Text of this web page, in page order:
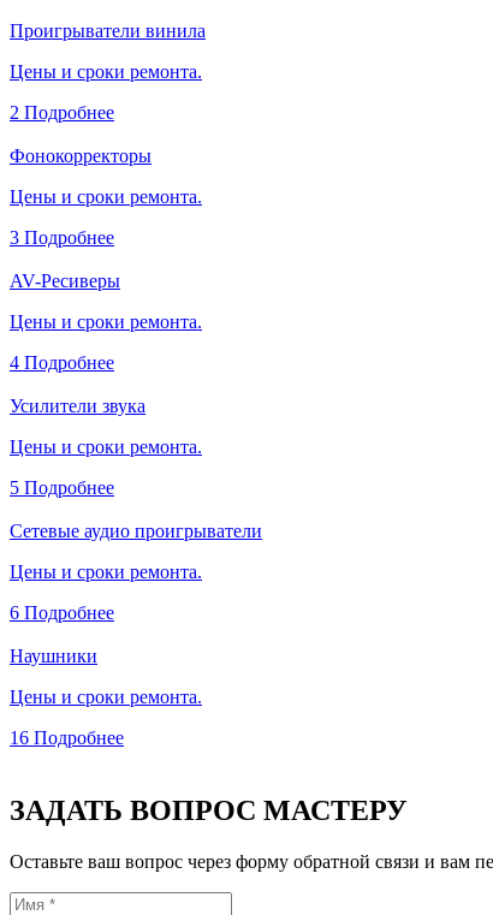
Проигрыватели винила
Цены и сроки ремонта.
2 Подробнее
Фонокорректоры
Цены и сроки ремонта.
3 Подробнее
AV-Ресиверы
Цены и сроки ремонта.
4 Подробнее
Усилители звука
Цены и сроки ремонта.
5 Подробнее
Сетевые аудио проигрыватели
Цены и сроки ремонта.
6 Подробнее
Наушники
Цены и сроки ремонта.
16 Подробнее
ЗАДАТЬ ВОПРОС МАСТЕРУ
Оставьте ваш вопрос через форму обратной связи и вам